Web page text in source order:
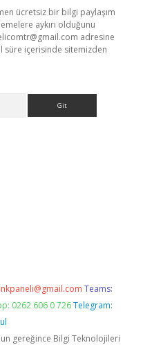
ücretsiz bir bilgi paylaşım
aykırı olduğunu
adresine
süre içerisinde sitemizden
Teams:
0262 606 0 726 Telegram:
gereğince Bilgi Teknolojileri